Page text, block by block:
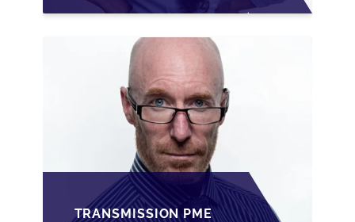
PME FAMILIALES AU
TRANSMISSION PME